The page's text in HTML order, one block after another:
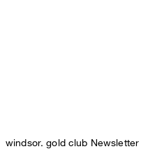
windsor. gold club